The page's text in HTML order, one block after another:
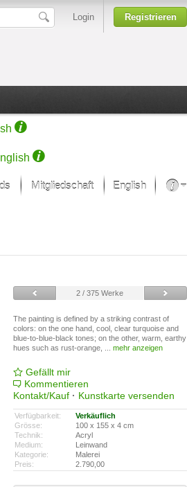
Login Registrieren
Mitgliedschaft English
Kunsthäuser
2 / 375 Werke
The painting is defined by a striking contrast of
colors: on the one hand, cool, clear turquoise and
blue-to-blue-black tones; on the other, warm, earthy
hues such as rust-orange,
mehr anzeigen
Gefällt mir
Kommentieren
Kontakt/Kauf · Kunstkarte versenden
Verfügbarkeit:
Verkäuflich
Grösse:
100 x 155 x 4 cm
Technik:
Acryl
Medium:
Leinwand
Kategorie:
Malerei
Preis:
2.790,00